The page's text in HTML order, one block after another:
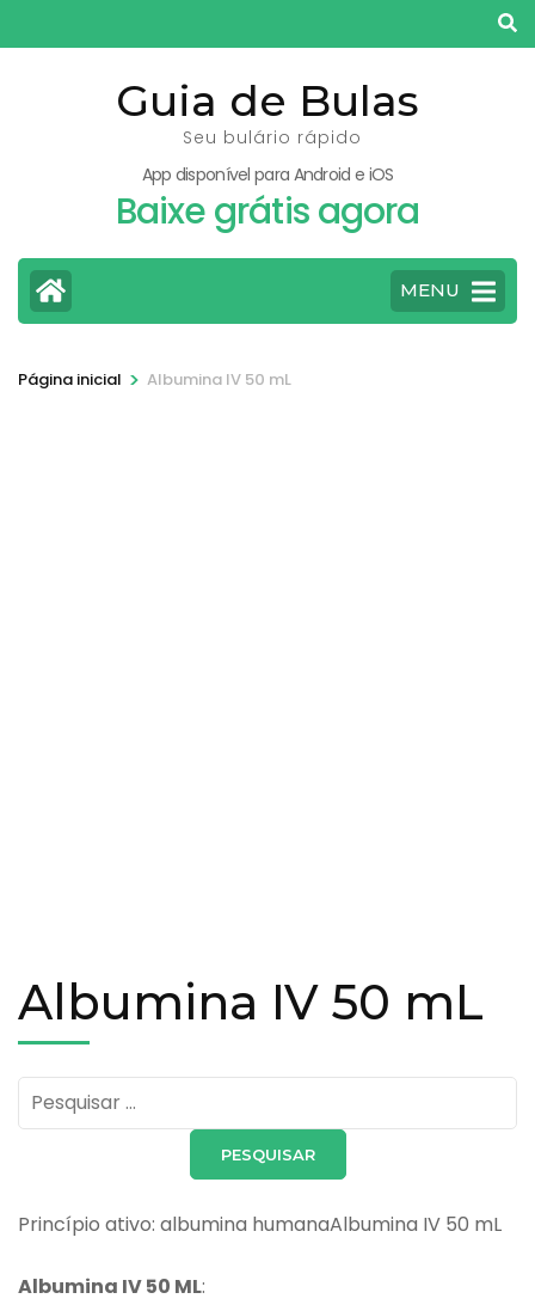
para
Guia de Bulas
Seu bulário rápido
App disponível para Android e iOS
Baixe grátis agora
MENU
Página inicial > Albumina IV 50 mL
Albumina IV 50 mL
Pesquisar
por:
Princípio ativo: albumina humanaAlbumina IV 50 mL
Albumina IV50 ML: